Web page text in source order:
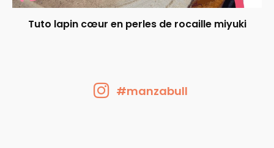
Tuto lapin cœur en perles de rocaille miyuki
#manzabull